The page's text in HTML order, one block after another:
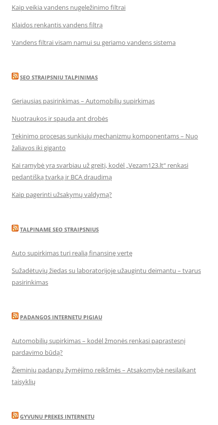
Kaip veikia vandens nugeležinimo filtrai
Klaidos renkantis vandens filtrą
Vandens filtrai visam namui su geriamo vandens sistema
SEO STRAIPSNIU TALPINIMAS
Geriausias pasirinkimas – Automobilių supirkimas
Nuotraukos ir spauda ant drobės
Tekinimo procesas sunkiųjų mechanizmų komponentams – Nuo
žaliavos iki giganto
Kai ramybė yra svarbiau už greitį, kodėl „Vezam123.lt“ renkasi
pedantišką tvarką ir BCA draudimą
Kaip pagerinti užsakymų valdymą?
TALPINAME SEO STRAIPSNIUS
Auto supirkimas turi realią finansinę vertę
Sužadėtuvių žiedas su laboratorijoje užaugintu deimantu – tvarus
pasirinkimas
PADANGOS INTERNETU PIGIAU
Automobilių supirkimas – kodėl žmonės renkasi paprastesnį
pardavimo būdą?
Žieminių padangų žymėjimo reikšmės – Atsakomybė nesilaikant
taisyklių
GYVUNU PREKES INTERNETU